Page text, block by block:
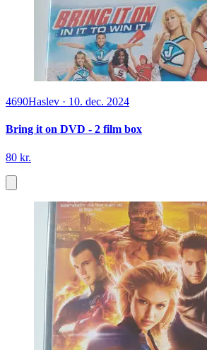
4690Haslev · 10. dec. 2024
Bring it on DVD - 2 film box
80 kr.